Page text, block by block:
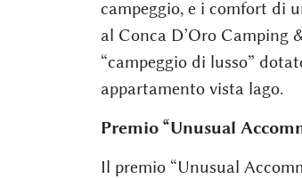
campeggio, e i comfort di
al Conca D’Oro Camping
“campeggio di lusso”
appartamento vista lago.
Premio “Unusual
Il premio “Unusual